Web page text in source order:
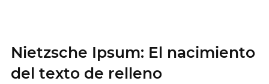
Nietzsche Ipsum: El nacimiento
del texto de relleno